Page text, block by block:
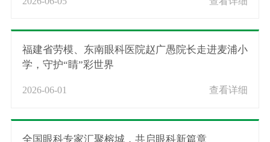
福建省劳模、东南眼科医院赵广愚院长走进麦浦小
学，守护“睛”彩世界
2026-06-01 查看详细
全国眼科专家汇聚榕城，共启眼科新篇章